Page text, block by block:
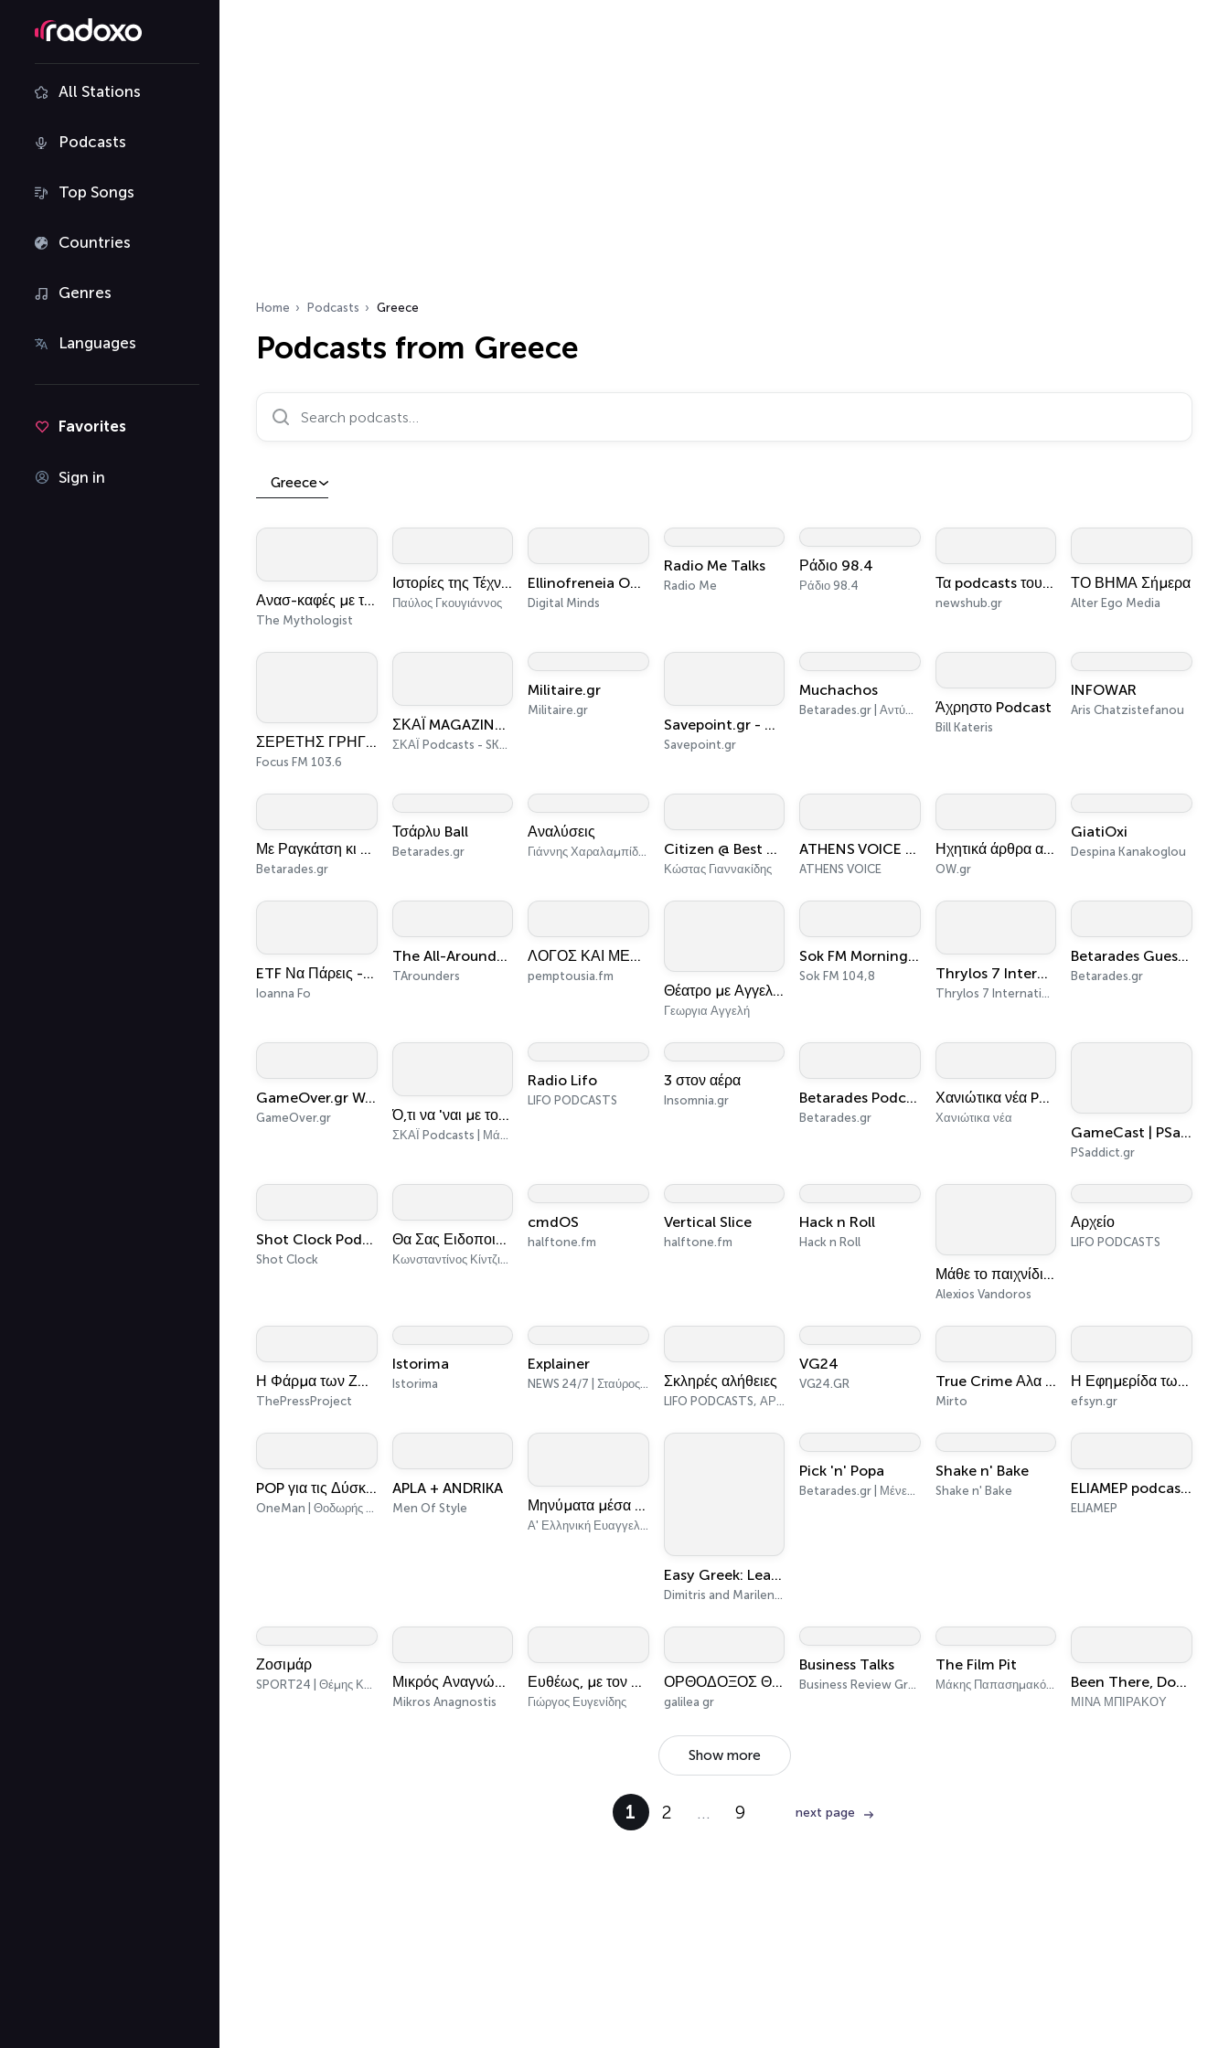
All Stations
Podcasts
Top Songs
Countries
Genres
Languages
Favorites
Sign in
Home Podcasts Greece
Podcasts from Greece
Search podcasts…
Greece
Ανασ-καφές με τον Κων/νο Λουκόπουλο
The Mythologist
Ιστορίες της Τέχνης
Παύλος Γκουγιάννος
Ellinofreneia Official
Digital Minds
Radio Me Talks
Radio Me
Ράδιο 98.4
Ράδιο 98.4 Τα podcasts του Newshub.gr
newshub.gr
ΤΟ ΒΗΜΑ Σήμερα
Alter Ego Media
ΣΕΡΕΤΗΣ ΓΡΗΓΟΡΙΟΣ - ΚΟΝΤΡΑ ΣΤΟ ΣΥΣΤΗΜΑ
Focus FM 103.6
ΣΚΑΪ MAGAZINO PODCAST
ΣΚΑΪ Podcasts - SKAI podcasts
Militaire.gr
Militaire.gr
Savepoint.gr - Gaming από όλες τις εποχές.
Savepoint.gr
Muchachos
Betarades.gr | Αντύπας - Δεσύλλας Άχρηστο Podcast
Bill Kateris
INFOWAR
Aris Chatzistefanou
Με Ραγκάτση κι ό,τι Κάτσει!
Betarades.gr
Τσάρλυ Ball
Betarades.gr
Αναλύσεις
Γιάννης Χαραλαμπίδης Citizen @ Best 92.6
Κώστας Γιαννακίδης
ATHENS VOICE Podcast
ATHENS VOICE
Ηχητικά άρθρα από το OW.gr
OW.gr
GiatiOxi
Despina Kanakoglou
ETF Να Πάρεις - Με Την Ioanna Fo
Ioanna Fo
The All-Arounders
TArounders
ΛΟΓΟΣ ΚΑΙ ΜΕΛΟΣ
pemptousia.fm
Θέατρο με Αγγελή Γεωργία, ραδιοφωνικά θεατρικά έργα
Γεωργια Αγγελή
Sok FM Morning Show
Sok FM 104,8 Thrylos 7 International Podcast
Thrylos 7 International
Betarades Guests & Lives
Betarades.gr
GameOver.gr Webcast
GameOver.gr Ό,τι να 'ναι με τον Μάνο Βουλαρίνο
ΣΚΑΪ Podcasts | Μάνος Βουλαρίνος
Radio Lifo
LIFO PODCASTS
3 στον αέρα
Insomnia.gr Betarades Podcast
Betarades.gr
Χανιώτικα νέα Podcast
Χανιώτικα νέα
GameCast | PSaddicts’ PlayStation Podcast
PSaddict.gr
Shot Clock Podcast
Shot Clock
Θα Σας Ειδοποιήσουμε
Κωνσταντίνος Κίντζιος - Σπύρος Ανδριανός
cmdOS
halftone.fm
Vertical Slice
halftone.fm
Hack n Roll
Hack n Roll
Μάθε το παιχνίδι του χρήματος | Game of Money
Alexios Vandoros
Αρχείο
LIFO PODCASTS
Η Φάρμα των Ζώων
ThePressProject
Istorima
Istorima
Explainer
NEWS 24/7 | Σταύρος Διοσκουρίδης Σκληρές αλήθειες
LIFO PODCASTS, ΑΡΗΣ ΔΗΜΟΚΙΔΗΣ
VG24
VG24.GR True Crime Αλα Ελληνικά
Mirto
Η Εφημερίδα των Συντακτών
efsyn.gr
POP για τις Δύσκολες Ώρες
OneMan | Θοδωρής Δημητρόπουλος - Ιωσηφίνα Γριβέα
APLA + ANDRIKA
Men Of Style Μηνύματα μέσα απ' την Αγία Γραφή
Α' Ελληνική Ευαγγελική Εκκλησία
Easy Greek: Learn Greek with authentic conversations | Μάθετε ελληνικά με αυθεντικούς διαλόγ
Dimitris and Marilena from Easy Greek
Pick 'n' Popa
Betarades.gr | Μένεγος - Καραμάνης
Shake n' Bake
Shake n' Bake ELIAMEP podcasts
ELIAMEP
Ζοσιμάρ
SPORT24 | Θέμης Καίσαρης Μικρός Αναγνώστης
Mikros Anagnostis
Ευθέως, με τον Γιώργο Ευγενίδη
Γιώργος Ευγενίδης
ΟΡΘΟΔΟΞΟΣ ΘΕΙΟΣ ΛΟΓΟΣ
galilea gr
Business Talks
Business Review Greece
The Film Pit
Μάκης Παπασημακόπουλος, Αχιλλέας Χαρμπίλας, Στέλιος Καρακάσης Been There, Done That
ΜΙΝΑ ΜΠΙΡΑΚΟΥ
Show more
1 2 … 9 next page